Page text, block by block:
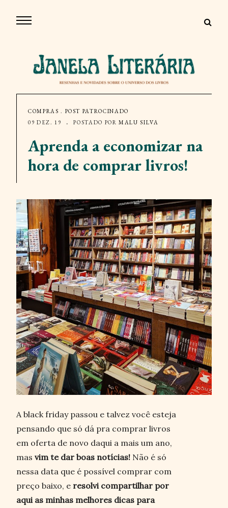
COMPRAS . POST PATROCINADO
09 DEZ. 19
POSTADO PORMALU SILVA
Aprenda a economizar na
hora de comprar livros!
A black friday passou e talvez você esteja
pensando que só dá pra comprar livros
em oferta de novo daqui a mais um ano,
mas vim te dar boas notícias! Não é só
nessa data que é possível comprar com
preço baixo, e resolvi compartilhar por
aqui as minhas melhores dicas para